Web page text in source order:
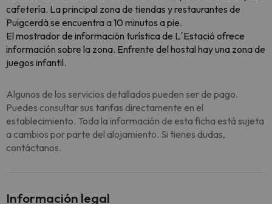
cafetería. La principal zona de tiendas y restaurantes de
Puigcerdà se encuentra a 10 minutos a pie.
El mostrador de información turística de L´Estació ofrece
información sobre la zona. Enfrente del hostal hay una zona de
juegos infantil.
Algunos de los servicios detallados pueden ser de pago.
Puedes consultar sus tarifas directamente en el
establecimiento. Toda la información de esta ficha está sujeta
a cambios por parte del alojamiento. Si tienes dudas,
contáctanos.
Información legal